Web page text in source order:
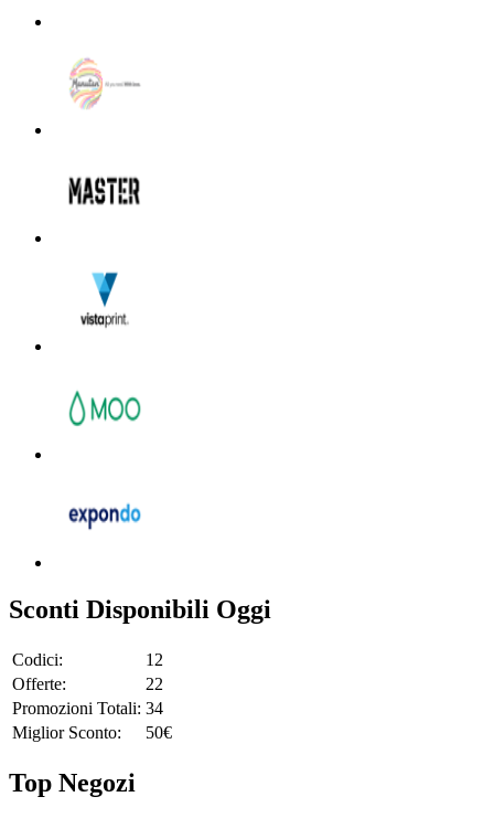
Sconti Disponibili Oggi
Codici:
12
Offerte:
22
Promozioni Totali: 34
Miglior Sconto:
50€
Top Negozi